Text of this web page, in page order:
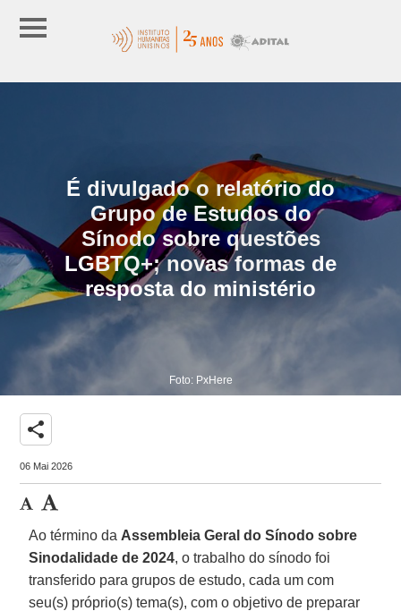
É divulgado o relatório do
Grupo de Estudos do
Sínodo sobre questões
LGBTQ+; novas formas de
resposta do ministério
Foto: PxHere
share
06 Mai 2026
Ao término da Assembleia Geral do Sínodo sobre
Sinodalidade de 2024, o trabalho do sínodo foi
transferido para grupos de estudo, cada um com
seu(s) próprio(s) tema(s), com o objetivo de preparar